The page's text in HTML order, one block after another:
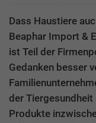
Dass Haustiere
Beaphar Import &
ist Teil der
Gedanken besser
der
Produkte